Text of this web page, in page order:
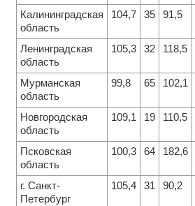
Калининградская
область
104,7 35 91,5
Ленинградская
область
105,3 32 118,5
Мурманская
область
99,8 65 102,1
Новгородская
область
109,1 19 110,5
Псковская
область
100,3 64 182,6
г. Санкт-
Петербург
105,4 31 90,2